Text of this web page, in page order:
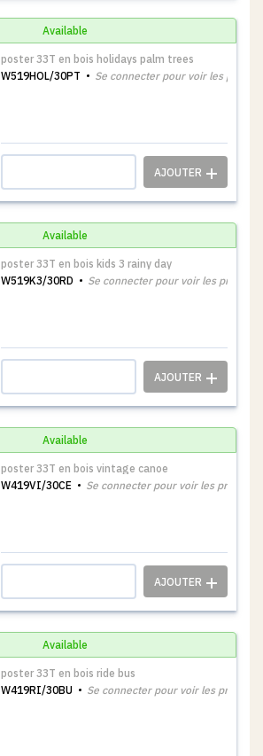
Available
poster 33T en bois holidays palm trees
W519HOL/30PT
Se connecter pour voir les prix
Available
poster 33T en bois kids 3 rainy day
W519K3/30RD
Se connecter pour voir les prix
Available
poster 33T en bois vintage canoe
W419VI/30CE
Se connecter pour voir les prix
Available
poster 33T en bois ride bus
W419RI/30BU
Se connecter pour voir les prix